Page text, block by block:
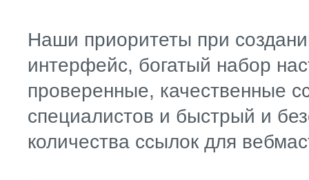
Наши приоритеты при
интерфейс, богатый набор
проверенные, качественные
специалистов и быстрый и
количества ссылок для